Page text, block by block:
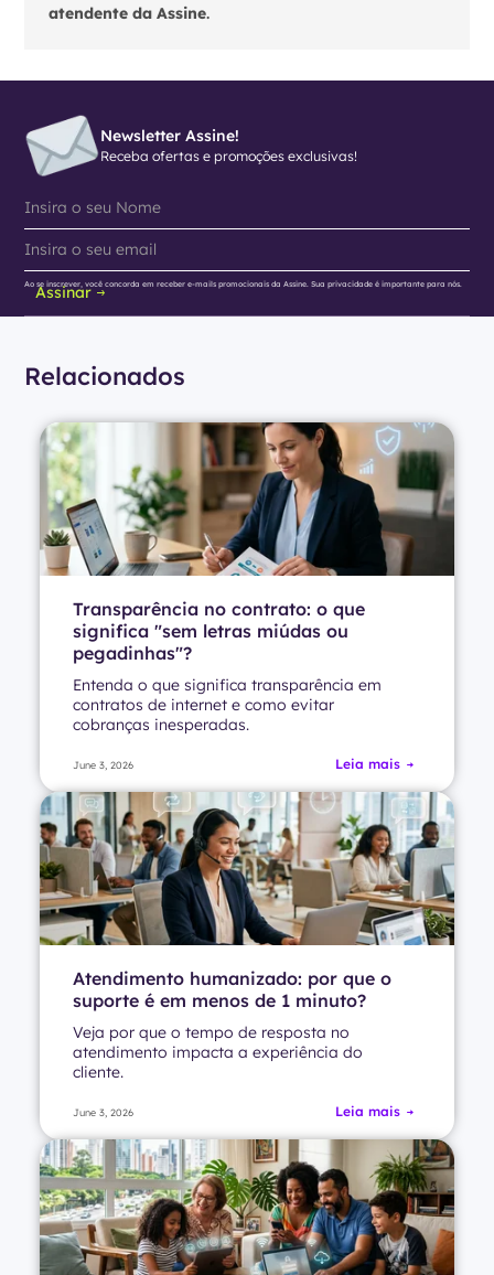
atendente da Assine.
Newsletter Assine!
Receba ofertas e promoções exclusivas!
Assinar
Ao se inscrever, você concorda em receber e-mails promocionais da Assine. Sua privacidade é importante para nós.
Relacionados
Transparência no contrato: o que
significa "sem letras miúdas ou
pegadinhas"?
Entenda o que significa transparência em
contratos de internet e como evitar
cobranças inesperadas.
June 3, 2026 Leia mais
Atendimento humanizado: por que o
suporte é em menos de 1 minuto?
Veja por que o tempo de resposta no
atendimento impacta a experiência do
cliente.
June 3, 2026 Leia mais